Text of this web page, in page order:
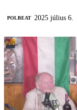
‎POLBEAT 2025 július 6.